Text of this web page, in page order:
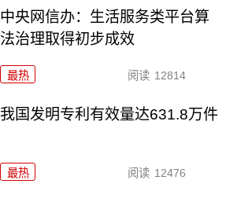
中央网信办：生活服务类平台算
法治理取得初步成效
最热 阅读 12814
我国发明专利有效量达631.8万件
最热 阅读 12476